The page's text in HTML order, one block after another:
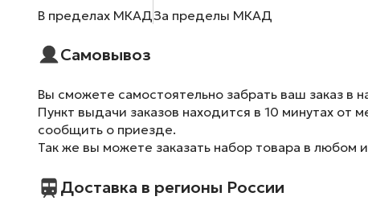
В пределах МКАДЗа пределы МКАД
Самовывоз
Вы сможете самостоятельно забрать ваш заказ в
Пункт выдачи заказов находится в 10 минутах
сообщить о приезде.
Так же вы можете заказать набор товара в любом
Доставка в регионы России